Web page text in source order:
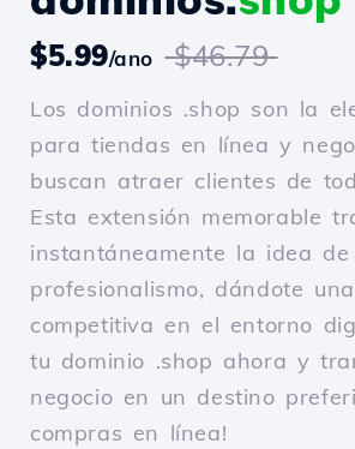
$5.99/ano $46.79
Los dominios .shop son la
para tiendas en línea y
buscan atraer clientes de
Esta extensión memorable
instantáneamente la idea de
profesionalismo, dándote
competitiva en el entorno
tu dominio .shop ahora y
negocio en un destino
compras en línea!